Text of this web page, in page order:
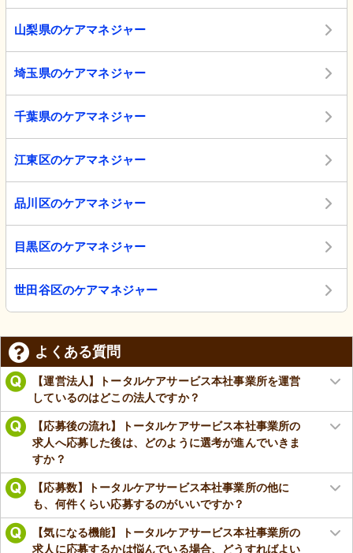
山梨県のケアマネジャー
埼玉県のケアマネジャー
千葉県のケアマネジャー
江東区のケアマネジャー
品川区のケアマネジャー
目黒区のケアマネジャー
世田谷区のケアマネジャー
よくある質問
【運営法人】トータルケアサービス本社事業所を運営
しているのはどこの法人ですか？
【応募後の流れ】トータルケアサービス本社事業所の
求人へ応募した後は、どのように選考が進んでいきま
すか？
【応募数】トータルケアサービス本社事業所の他に
も、何件くらい応募するのがいいですか？
【気になる機能】トータルケアサービス本社事業所の
求人に応募するかは悩んでいる場合、どうすればよい